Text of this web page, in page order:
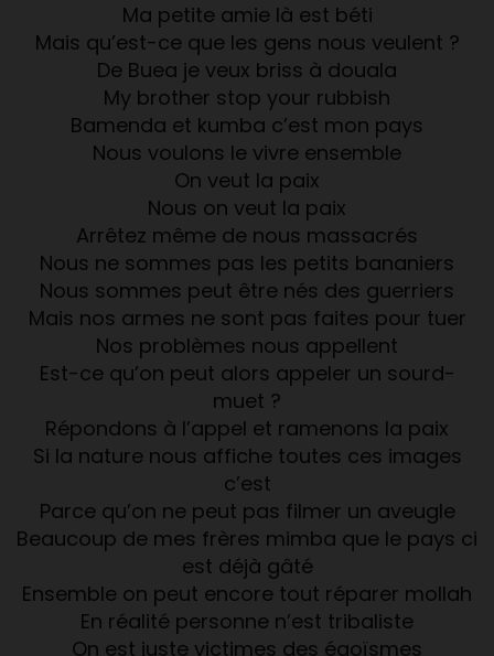
Ma petite amie là est béti
Mais qu’est-ce que les gens nous veulent ?
De Buea je veux briss à douala
My brother stop your rubbish
Bamenda et kumba c’est mon pays
Nous voulons le vivre ensemble
On veut la paix
Nous on veut la paix
Arrêtez même de nous massacrés
Nous ne sommes pas les petits bananiers
Nous sommes peut être nés des guerriers
Mais nos armes ne sont pas faites pour tuer
Nos problèmes nous appellent
Est-ce qu’on peut alors appeler un sourd-
muet ?
Répondons à l’appel et ramenons la paix
Si la nature nous affiche toutes ces images
c’est
Parce qu’on ne peut pas filmer un aveugle
Beaucoup de mes frères mimba que le pays ci
est déjà gâté
Ensemble on peut encore tout réparer mollah
En réalité personne n’est tribaliste
On est juste victimes des égoïsmes